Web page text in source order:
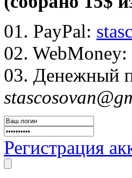
01. PayPal:
02. WebMoney:
03. Денежный
Регистрация